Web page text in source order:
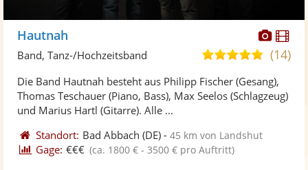
Fotos
Hautnah
5,0
5
Sternen
(14)
Band, Tanz-/Hochzeitsband
Die Band Hautnah besteht aus Philipp Fischer (Gesang),
Thomas Teschauer (Piano, Bass), Max Seelos (Schlagzeug)
und Marius Hartl (Gitarre). Alle ...
Standort: Bad Abbach (DE) -45 km von Landshut
Gage: €€€ (ca. 1800 € - 3500 € pro Auftritt)